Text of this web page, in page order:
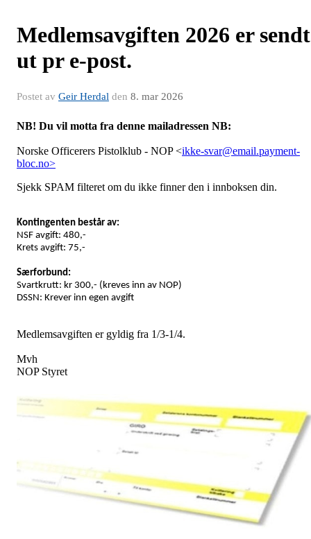
Medlemsavgiften 2026 er sendt
ut pr e-post.
Postet av Geir Herdal den 8. mar 2026
NB! Du vil motta fra denne mailadressen NB:
Norske Officerers Pistolklub - NOP <ikke-svar@email.payment-
bloc.no>
Sjekk SPAM filteret om du ikke finner den i innboksen din.
Kontingenten består av:
NSF avgift: 480,-
Krets avgift: 75,-
Særforbund:
Svartkrutt: kr 300,- (kreves inn av NOP)
DSSN: Krever inn egen avgift
Medlemsavgiften er gyldig fra 1/3-1/4.
Mvh
NOP Styret